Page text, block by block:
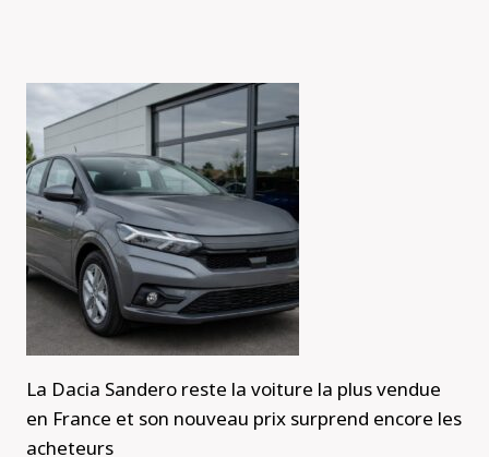
La Dacia Sandero reste la voiture la plus vendue
en France et son nouveau prix surprend encore les
acheteurs